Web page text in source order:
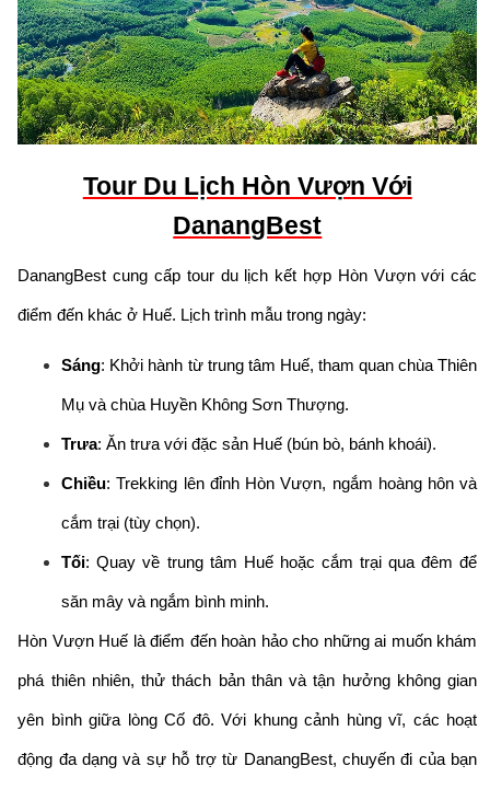
Tour Du Lịch Hòn Vượn Với
DanangBest
DanangBest cung cấp tour du lịch kết hợp Hòn Vượn với các
điểm đến khác ở Huế. Lịch trình mẫu trong ngày:
Sáng: Khởi hành từ trung tâm Huế, tham quan chùa Thiên
Mụ và chùa Huyền Không Sơn Thượng.
Trưa: Ăn trưa với đặc sản Huế (bún bò, bánh khoái).
Chiều: Trekking lên đỉnh Hòn Vượn, ngắm hoàng hôn và
cắm trại (tùy chọn).
Tối: Quay về trung tâm Huế hoặc cắm trại qua đêm để
săn mây và ngắm bình minh.
Hòn Vượn Huế là điểm đến hoàn hảo cho những ai muốn khám
phá thiên nhiên, thử thách bản thân và tận hưởng không gian
yên bình giữa lòng Cố đô. Với khung cảnh hùng vĩ, các hoạt
động đa dạng và sự hỗ trợ từ DanangBest, chuyến đi của bạn